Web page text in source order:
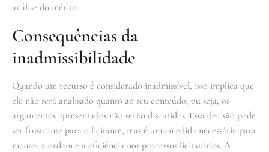
análise do mérito.
Consequências da
inadmissibilidade
Quando um recurso é considerado inadmissível, isso implica que
ele não será analisado quanto ao seu conteúdo, ou seja, os
argumentos apresentados não serão discutidos. Essa decisão pode
ser frustrante para o licitante, mas é uma medida necessária para
manter a ordem e a eficiência nos processos licitatórios. A